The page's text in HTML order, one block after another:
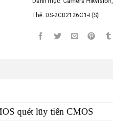
Thẻ: DS-2CD2126G1-I (S)
quét lũy tiến CMOS